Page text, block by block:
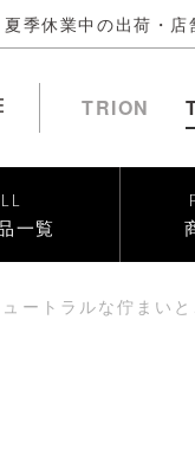
夏季休業中の出荷・店
TRION
一覧
ートラルな佇まい